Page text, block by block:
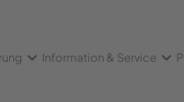
Information & Service